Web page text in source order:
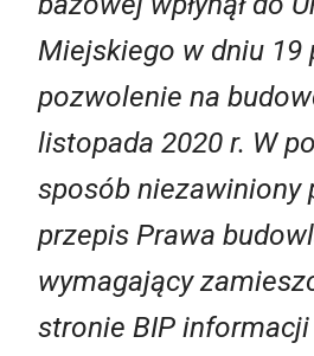
Miejskiego w dniu 19
pozwolenie na
listopada 2020 r. W
sposób niezawiniony
przepis Prawa
wymagający
stronie BIP